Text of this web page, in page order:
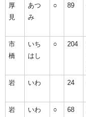
厚
見
あつ
み
○ 89
市
橋
いち
はし
○ 204
岩 いわ 24
岩
いわ
○ 68